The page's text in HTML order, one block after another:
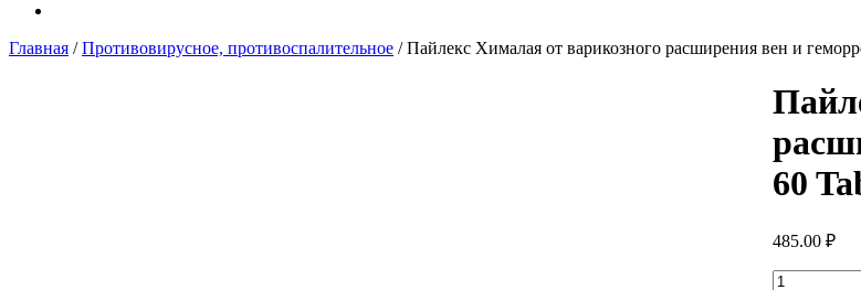
Главная /Противовирусное, противоспалительное / Пайлекс Хималая от варикозного расширения вен и
60
485.00 ₽
Количество